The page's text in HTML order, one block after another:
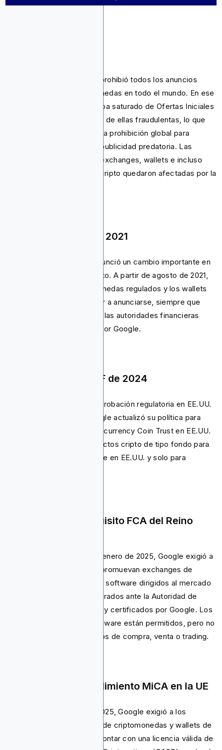
En marzo de 2018, Google prohibió todos los anuncios
relacionados con criptomonedas en todo el mundo. En ese
momento, el mercado estaba saturado de Ofertas Iniciales
de Monedas (ICO), muchas de ellas fraudulentas, lo que
obligó a Google a aplicar una prohibición global para
proteger a los usuarios de publicidad predatoria. Las
empresas que anunciaban exchanges, wallets e incluso
consejos generales sobre cripto quedaron afectadas por la
Reversión Parcial de 2021
En junio de 2021, Google anunció un cambio importante en
su política de anuncios cripto. A partir de agosto de 2021,
los exchanges de criptomonedas regulados y los wallets
de software pudieron volver a anunciarse, siempre que
estuvieran registrados ante las autoridades financieras
pertinentes y certificados por Google.
Actualización de ETF de 2024
En enero de 2024, tras la aprobación regulatoria en EE.UU.
de los ETF de Bitcoin, Google actualizó su política para
permitir anuncios de Cryptocurrency Coin Trust en EE.UU.
Esto abrió la puerta a productos cripto de tipo fondo para
anunciarse, pero únicamente en EE.UU. y solo para
Enero de 2025: Requisito FCA del Reino
Con efecto desde el 15 de enero de 2025, Google exigió a
todos los anunciantes que promuevan exchanges de
criptomonedas y wallets de software dirigidos al mercado
del Reino Unido estar registrados ante la Autoridad de
Conducta Financiera (FCA) y certificados por Google. Los
anuncios de wallets de hardware están permitidos, pero no
deben promocionar servicios de compra, venta o trading.
Abril de 2025: Cumplimiento MiCA en la UE
A partir del 23 de abril de 2025, Google exigió a los
anunciantes de exchanges de criptomonedas y wallets de
software dirigidos a la UE contar con una licencia válida de